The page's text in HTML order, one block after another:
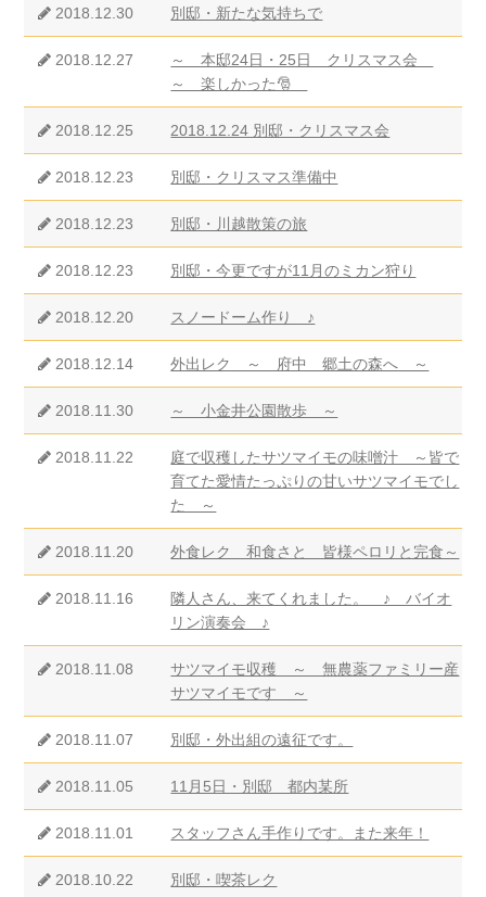
2018.12.30 別邸・新たな気持ちで
2018.12.27
～ 本邸24日・25日 クリスマス会
～ 楽しかった🎅
2018.12.25 2018.12.24 別邸・クリスマス会
2018.12.23 別邸・クリスマス準備中
2018.12.23 別邸・川越散策の旅
2018.12.23 別邸・今更ですが11月のミカン狩り
2018.12.20 スノードーム作り ♪
2018.12.14 外出レク ～ 府中 郷土の森へ ～
2018.11.30 ～ 小金井公園散歩 ～
2018.11.22
庭で収穫したサツマイモの味噌汁 ～皆で
育てた愛情たっぷりの甘いサツマイモでし
た ～
2018.11.20 外食レク 和食さと 皆様ペロリと完食～
2018.11.16
隣人さん、来てくれました。 ♪ バイオ
リン演奏会 ♪
2018.11.08
サツマイモ収穫 ～ 無農薬ファミリー産
サツマイモです ～
2018.11.07 別邸・外出組の遠征です。
2018.11.05 11月5日・別邸 都内某所
2018.11.01 スタッフさん手作りです。また来年！
2018.10.22 別邸・喫茶レク